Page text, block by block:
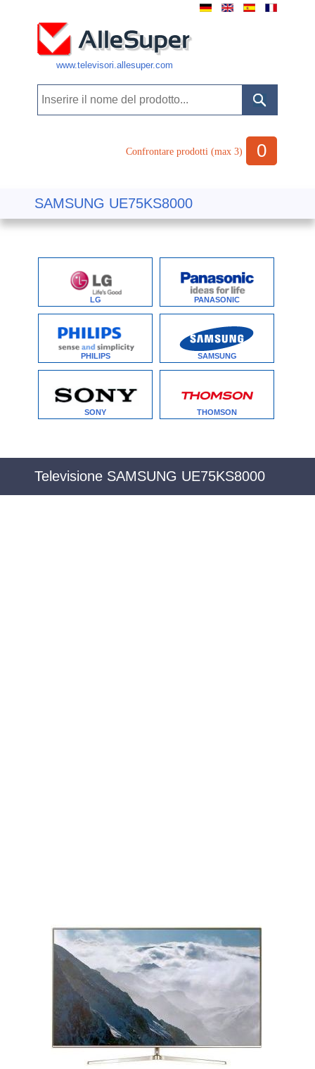
www.televisori.allesuper.com
Confrontare prodotti (max 3) 0
SAMSUNG UE75KS8000
LG PANASONIC
PHILIPS SAMSUNG
SONY THOMSON
Televisione SAMSUNG UE75KS8000